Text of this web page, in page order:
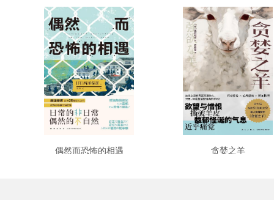
偶然而恐怖的相遇 贪婪之羊